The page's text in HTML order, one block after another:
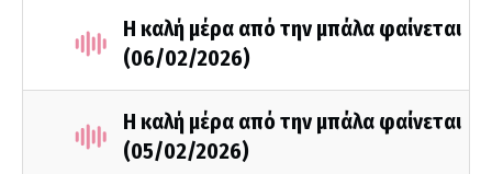
Η καλή μέρα από την μπάλα φαίνεται
(06/02/2026)
Η καλή μέρα από την μπάλα φαίνεται
(05/02/2026)